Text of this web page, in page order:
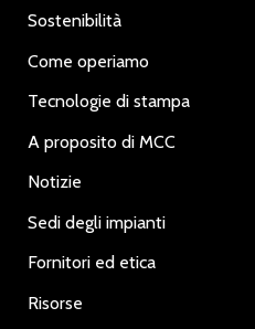
Sostenibilità
Come operiamo
Tecnologie di stampa
A proposito di MCC
Notizie
Sedi degli impianti
Fornitori ed etica
Risorse